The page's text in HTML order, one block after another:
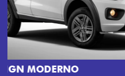
CINCO OPÇÕES DE CORES